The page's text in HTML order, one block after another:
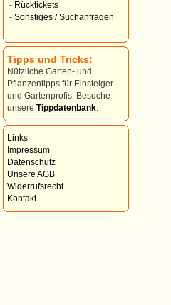
- Rücktickets
- Sonstiges / Suchanfragen
Tipps und Tricks:
Nützliche Garten- und
Pflanzentipps für Einsteiger
und Gartenprofis. Besuche
unsere Tippdatenbank
Links
Impressum
Datenschutz
Unsere AGB
Widerrufsrecht
Kontakt